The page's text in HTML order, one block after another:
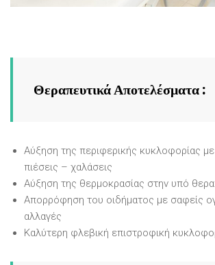
Θεραπευτικά Αποτελέσματα :
Αύξηση της περιφερικής κυκλοφορίας με
πιέσεις – χαλάσεις
Αύξηση της θερμοκρασίας στην υπό
Απορρόφηση του οιδήματος με σαφείς
αλλαγές
Καλύτερη φλεβική επιστροφική